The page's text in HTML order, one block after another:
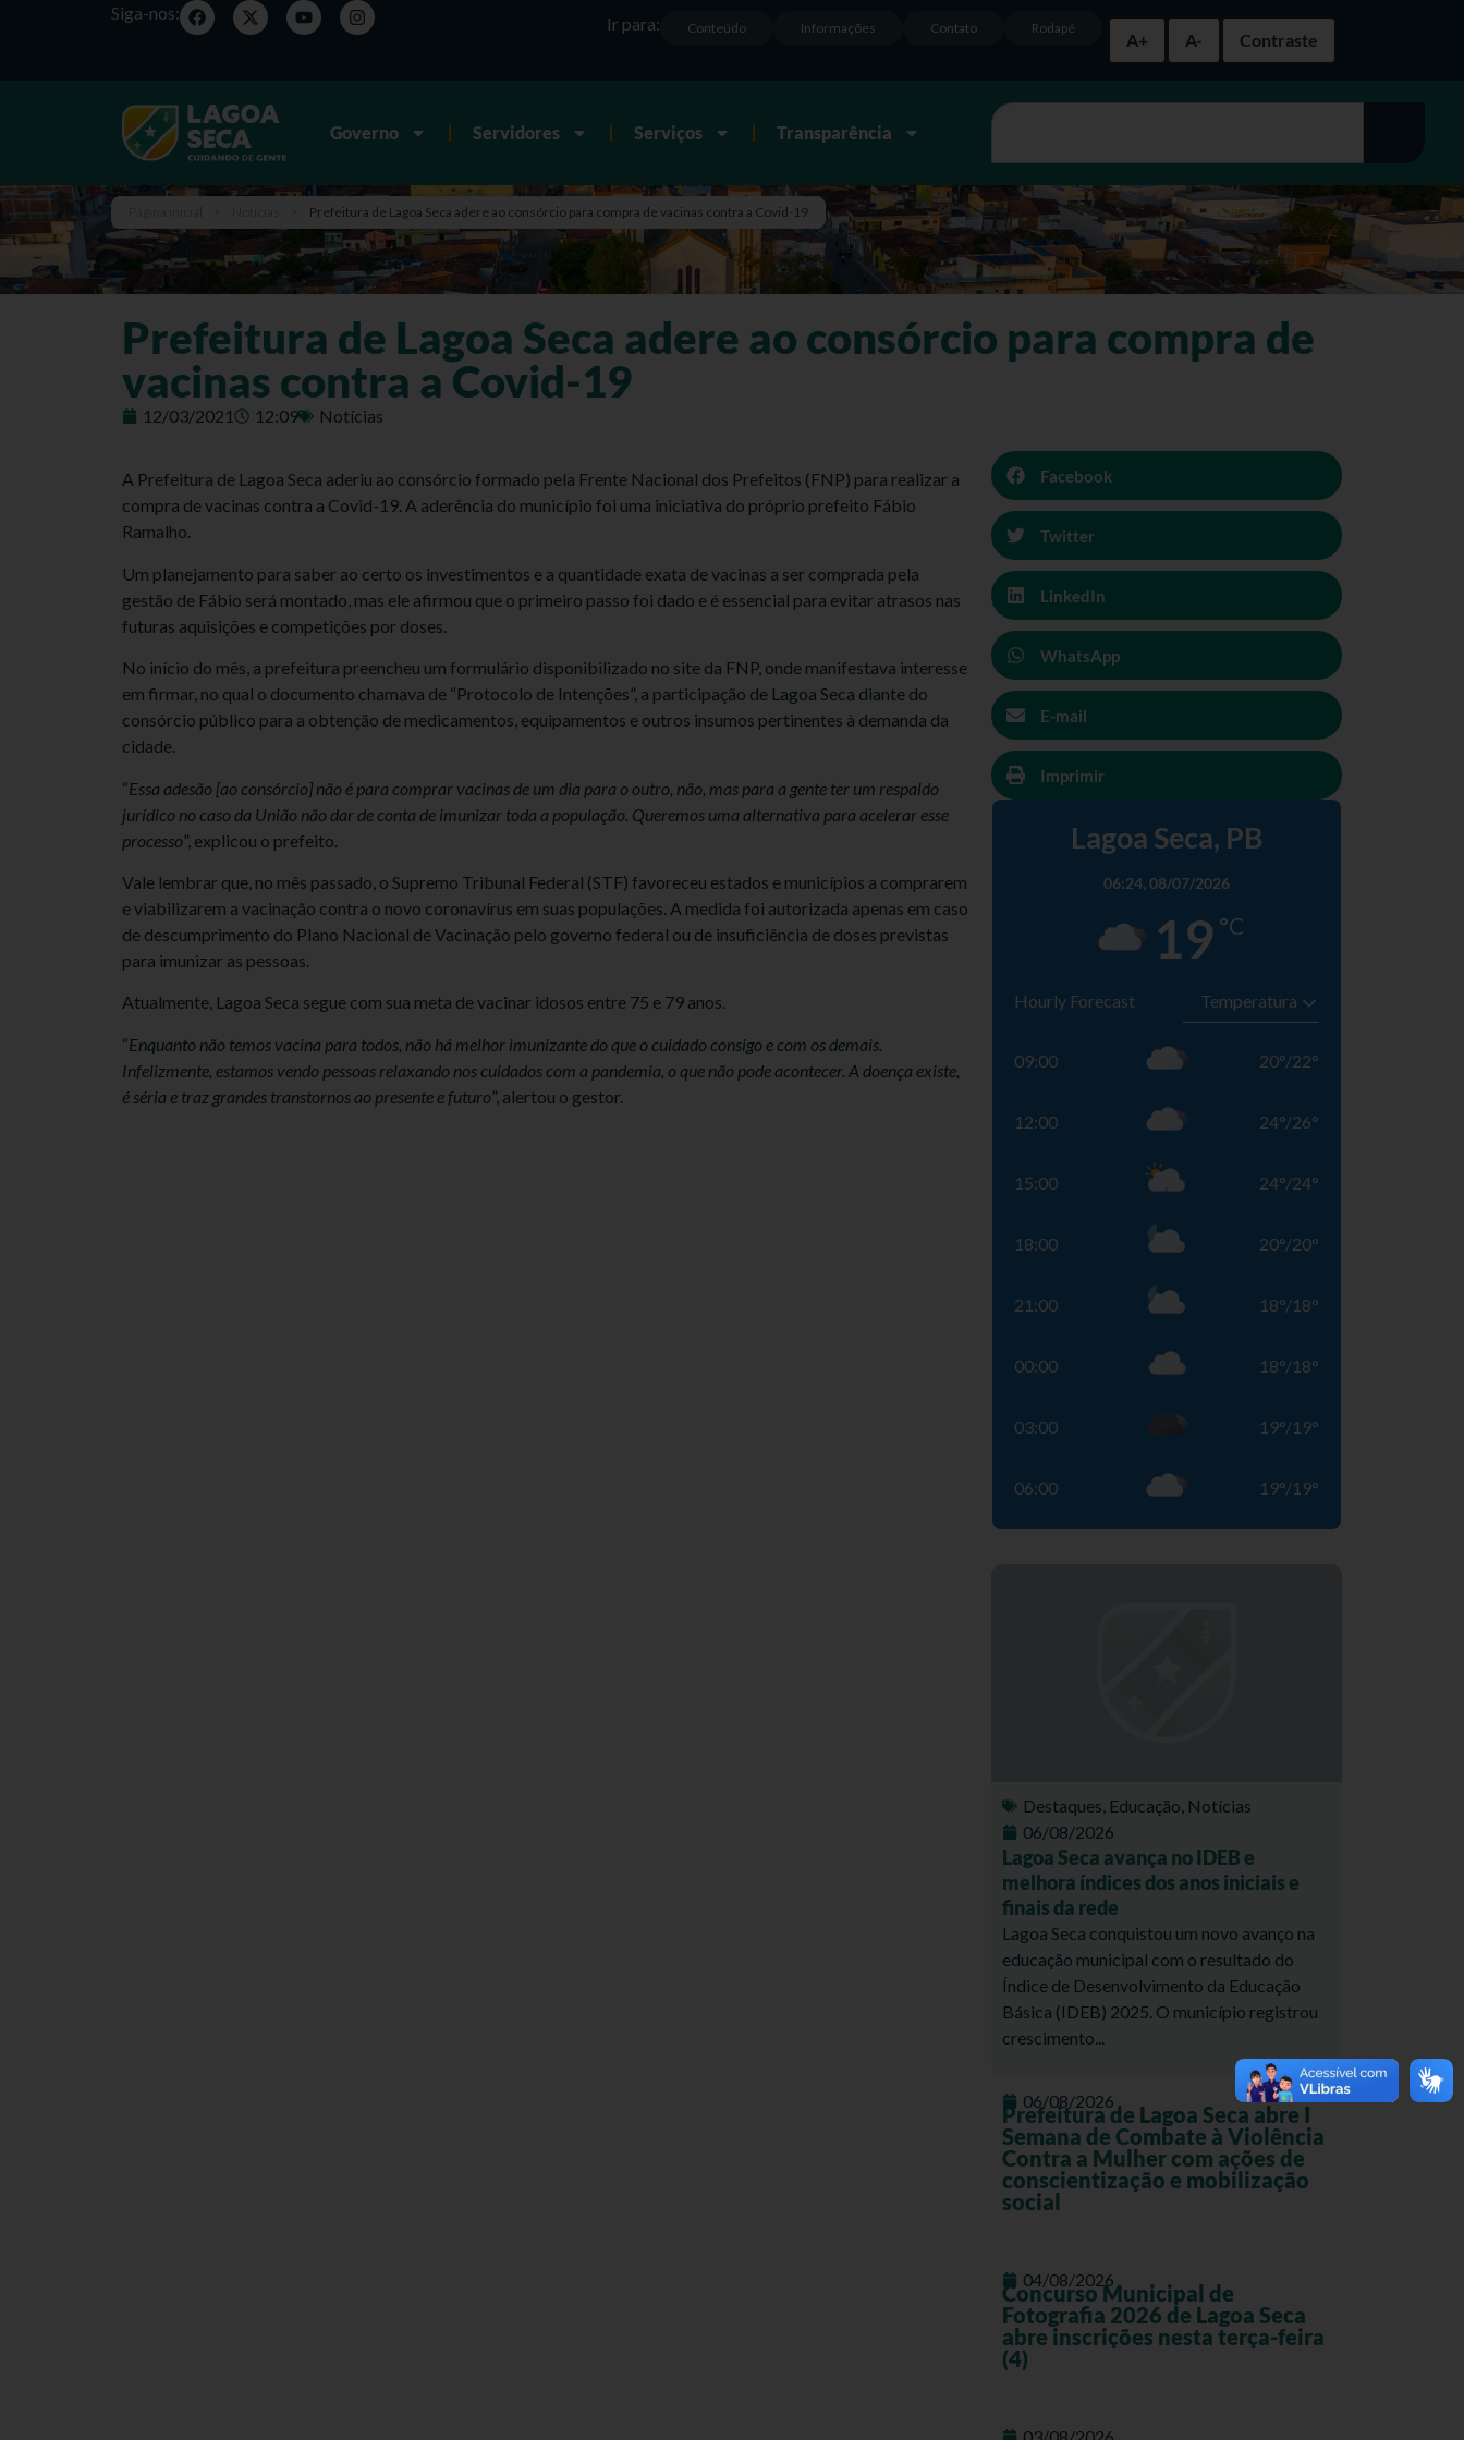
Siga-nos:
A+
A- Contraste
Rodapé
Contato
Informações
Conteúdo
Ir para:
Governo Servidores Serviços Transparência
Prefeitura de Lagoa Seca adere ao consórcio para compra de vacinas contra a Covid-19
Prefeitura de Lagoa Seca adere ao consórcio para compra de
vacinas contra a Covid-19
12/03/2021 12:09 Notícias
A Prefeitura de Lagoa Seca aderiu ao consórcio formado pela Frente Nacional dos Prefeitos (FNP) para realizar a
compra de vacinas contra a Covid-19. A aderência do município foi uma iniciativa do próprio prefeito Fábio
Ramalho.
Um planejamento para saber ao certo os investimentos e a quantidade exata de vacinas a ser comprada pela
gestão de Fábio será montado, mas ele afirmou que o primeiro passo foi dado e é essencial para evitar atrasos nas
futuras aquisições e competições por doses.
No início do mês, a prefeitura preencheu um formulário disponibilizado no site da FNP, onde manifestava interesse
em firmar, no qual o documento chamava de “Protocolo de Intenções”, a participação de Lagoa Seca diante do
consórcio público para a obtenção de medicamentos, equipamentos e outros insumos pertinentes à demanda da
cidade.
“Essa adesão [ao consórcio] não é para comprar vacinas de um dia para o outro, não, mas para a gente ter um respaldo
jurídico no caso da União não dar de conta de imunizar toda a população. Queremos uma alternativa para acelerar esse
processo”, explicou o prefeito.
Vale lembrar que, no mês passado, o Supremo Tribunal Federal (STF) favoreceu estados e municípios a comprarem
e viabilizarem a vacinação contra o novo coronavírus em suas populações. A medida foi autorizada apenas em caso
de descumprimento do Plano Nacional de Vacinação pelo governo federal ou de insuficiência de doses previstas
para imunizar as pessoas.
Atualmente, Lagoa Seca segue com sua meta de vacinar idosos entre 75 e 79 anos.
“Enquanto não temos vacina para todos, não há melhor imunizante do que o cuidado consigo e com os demais.
Infelizmente, estamos vendo pessoas relaxando nos cuidados com a pandemia, o que não pode acontecer. A doença existe,
é séria e traz grandes transtornos ao presente e futuro”, alertou o gestor.
Facebook
Twitter
LinkedIn
WhatsApp
E-mail
Imprimir
Lagoa Seca, PB
06:24, 08/07/2026
19 °C
Hourly Forecast
09:00 20°/22°
12:00 24°/26°
15:00 24°/24°
18:00 20°/20°
21:00 18°/18°
00:00 18°/18°
03:00 19°/19°
06:00 19°/19°
Destaques, Educação, Notícias
06/08/2026
Lagoa Seca avança no IDEB e
melhora índices dos anos iniciais e
finais da rede
Lagoa Seca conquistou um novo avanço na
educação municipal com o resultado do
Índice de Desenvolvimento da Educação
Básica (IDEB) 2025. O município registrou
crescimento...
06/08/2026
Prefeitura de Lagoa Seca abre I
Semana de Combate à Violência
Contra a Mulher com ações de
conscientização e mobilização
social
04/08/2026
Concurso Municipal de
Fotografia 2026 de Lagoa Seca
abre inscrições nesta terça-feira
(4)